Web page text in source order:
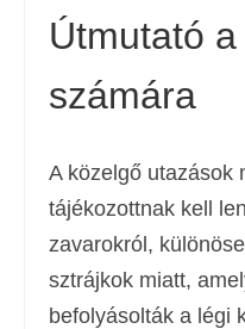
Útmutató
számára
A közelgő utazások
tájékozottnak kell
zavarokról,
sztrájkok miatt,
befolyásolták a légi